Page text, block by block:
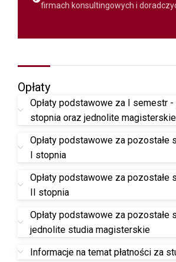
firmach konsultingowych i
Opłaty
Opłaty podstawowe za I semestr -
stopnia oraz jednolite magisterskie
Opłaty podstawowe za pozostałe
I stopnia
Opłaty podstawowe za pozostałe
II stopnia
Opłaty podstawowe za pozostałe
jednolite studia magisterskie
Informacje na temat płatności za